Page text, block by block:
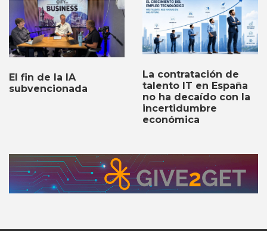
El fin de la IA
subvencionada
La contratación de
talento IT en España
no ha decaído con la
incertidumbre
económica